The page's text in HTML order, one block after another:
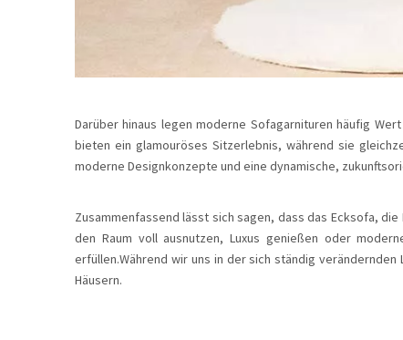
Darüber hinaus legen moderne Sofagarnituren häufig
bieten ein glamouröses Sitzerlebnis, während sie
moderne Designkonzepte und eine dynamische,
Zusammenfassend lässt sich sagen, dass das Ecksofa,
den Raum voll ausnutzen, Luxus genießen oder
erfüllen.Während wir uns in der sich ständig
Häusern.